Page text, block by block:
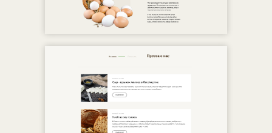
hay.agency